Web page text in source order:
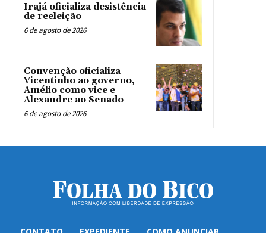
Irajá oficializa desistência
de reeleição
6 de agosto de 2026
Convenção oficializa
Vicentinho ao governo,
Amélio como vice e
Alexandre ao Senado
6 de agosto de 2026